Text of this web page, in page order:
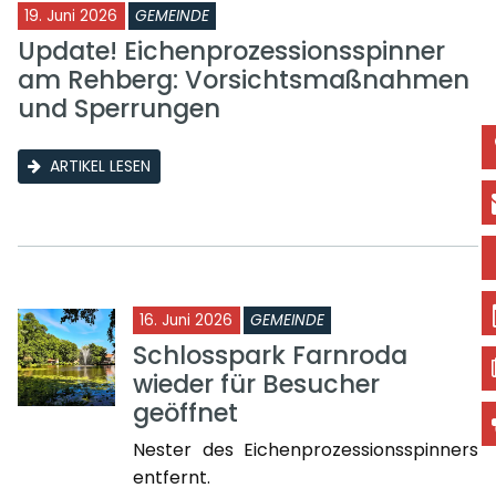
19. Juni 2026 GEMEINDE
Update! Eichenprozessionsspinner
am Rehberg: Vorsichtsmaßnahmen
und Sperrungen
ARTIKEL LESEN
16. Juni 2026 GEMEINDE
Schlosspark Farnroda
wieder für Besucher
geöffnet
Nester des Eichenprozessionsspinners
entfernt.